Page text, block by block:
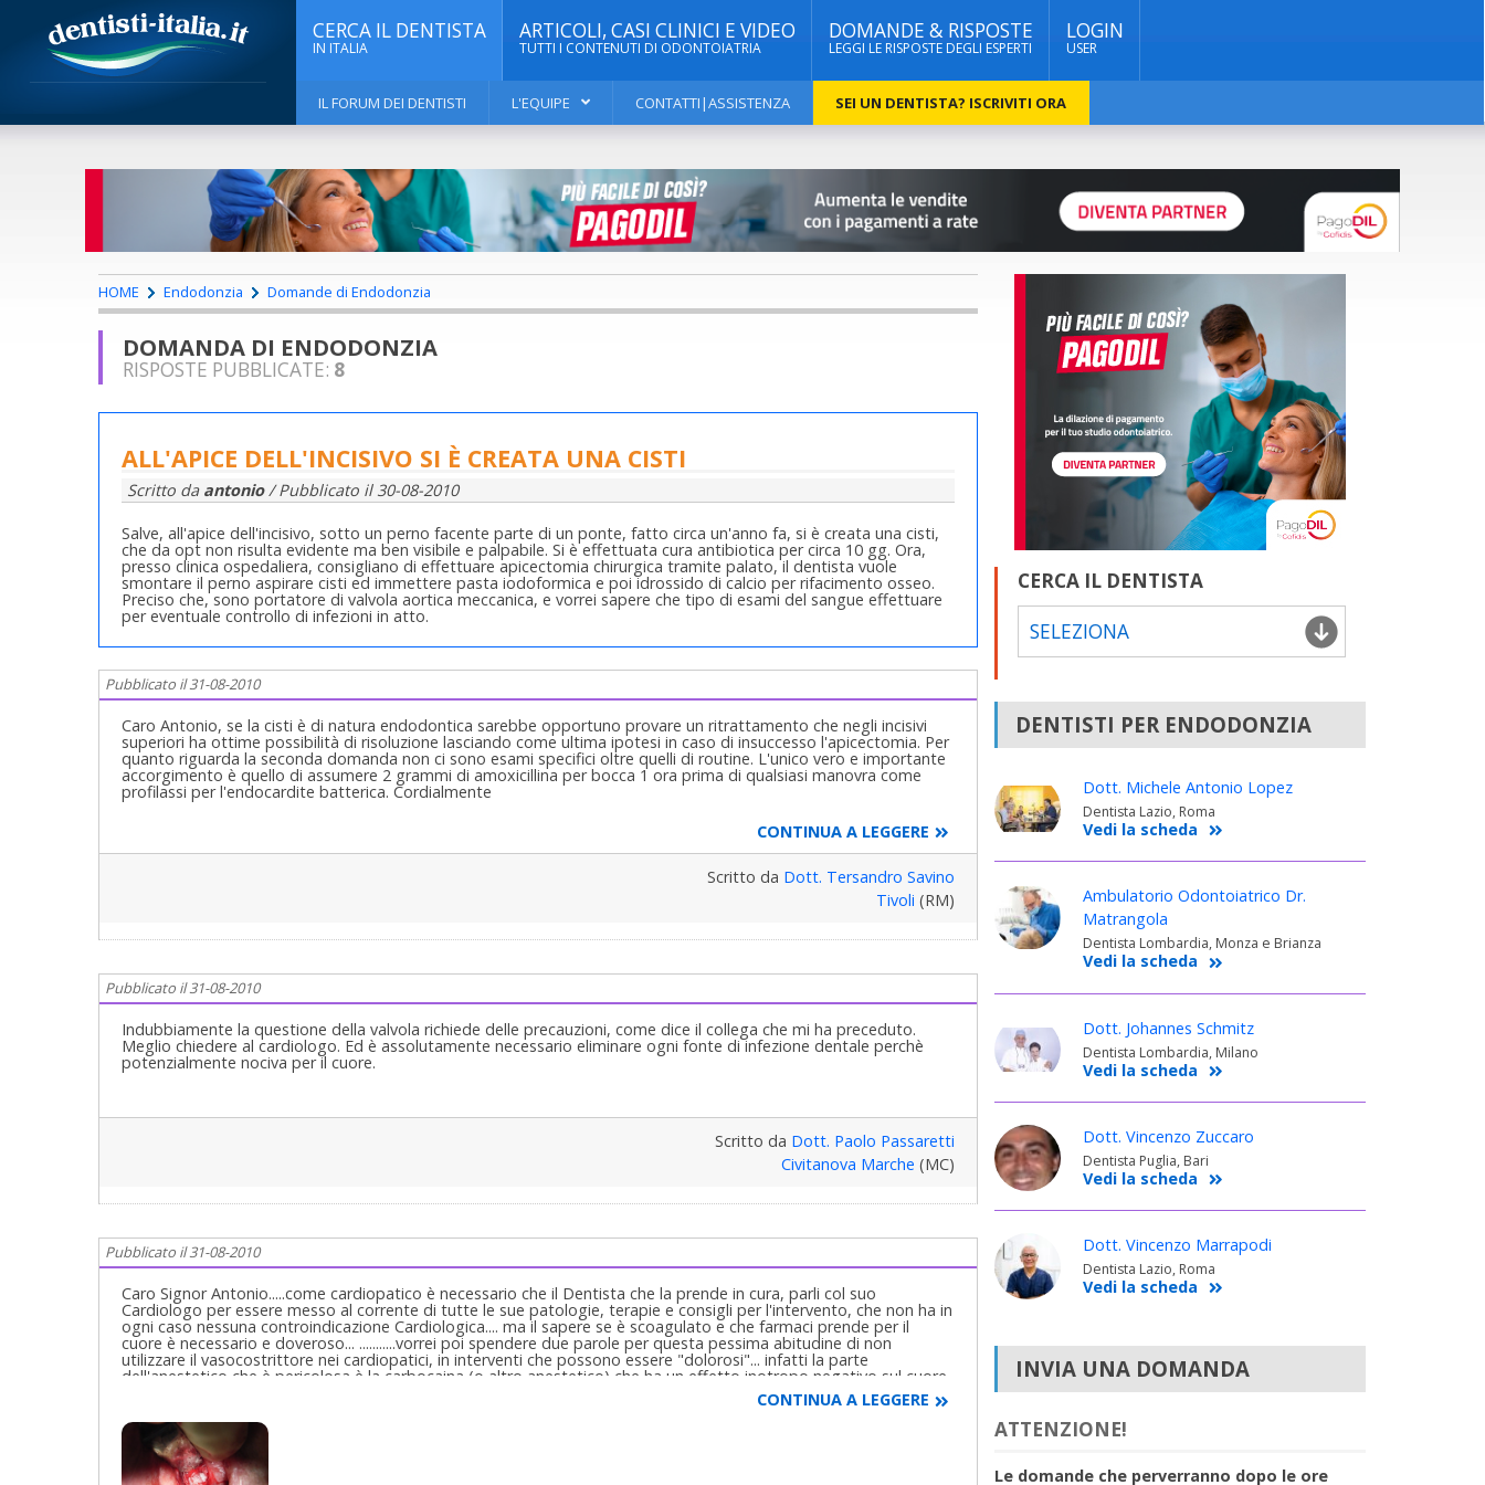
CERCA IL DENTISTA
IN ITALIA
ARTICOLI, CASI CLINICI E VIDEO
TUTTI I CONTENUTI DI ODONTOIATRIA
DOMANDE & RISPOSTE
LEGGI LE RISPOSTE DEGLI ESPERTI
LOGIN
USER
IL FORUM DEI DENTISTI L'EQUIPE CONTATTI|ASSISTENZA SEI UN DENTISTA? ISCRIVITI ORA
HOME Endodonzia Domande di Endodonzia
DOMANDA DI ENDODONZIA
RISPOSTE PUBBLICATE: 8
ALL'APICE DELL'INCISIVO SI È CREATA UNA CISTI
Scritto da antonio/ Pubblicato il 30-08-2010
Salve, all'apice dell'incisivo, sotto un perno facente parte di un ponte, fatto circa un'anno fa, si è creata una cisti,
che da opt non risulta evidente ma ben visibile e palpabile. Si è effettuata cura antibiotica per circa 10 gg. Ora,
presso clinica ospedaliera, consigliano di effettuare apicectomia chirurgica tramite palato, il dentista vuole
smontare il perno aspirare cisti ed immettere pasta iodoformica e poi idrossido di calcio per rifacimento osseo.
Preciso che, sono portatore di valvola aortica meccanica, e vorrei sapere che tipo di esami del sangue effettuare
per eventuale controllo di infezioni in atto.
Pubblicato il 31-08-2010
Caro Antonio, se la cisti è di natura endodontica sarebbe opportuno provare un ritrattamento che negli incisivi
superiori ha ottime possibilità di risoluzione lasciando come ultima ipotesi in caso di insuccesso l'apicectomia. Per
quanto riguarda la seconda domanda non ci sono esami specifici oltre quelli di routine. L'unico vero e importante
accorgimento è quello di assumere 2 grammi di amoxicillina per bocca 1 ora prima di qualsiasi manovra come
profilassi per l'endocardite batterica. Cordialmente
CONTINUA A LEGGERE
Scritto da Dott. Tersandro Savino
Tivoli (RM)
Pubblicato il 31-08-2010
Indubbiamente la questione della valvola richiede delle precauzioni, come dice il collega che mi ha preceduto.
Meglio chiedere al cardiologo. Ed è assolutamente necessario eliminare ogni fonte di infezione dentale perchè
potenzialmente nociva per il cuore.
Scritto da Dott. Paolo Passaretti
Civitanova Marche (MC)
Pubblicato il 31-08-2010
Caro Signor Antonio.....come cardiopatico è necessario che il Dentista che la prende in cura, parli col suo
Cardiologo per essere messo al corrente di tutte le sue patologie, terapie e consigli per l'intervento, che non ha in
ogni caso nessuna controindicazione Cardiologica.... ma il sapere se è scoagulato e che farmaci prende per il
cuore è necessario e doveroso... ...........vorrei poi spendere due parole per questa pessima abitudine di non
utilizzare il vasocostrittore nei cardiopatici, in interventi che possono essere "dolorosi"... infatti la parte
dell'anestetico che è pericolosa è la carbocaina (o altro anestetico) che ha un effetto inotropo negativo sul cuore
... non solo ma non dando anche la Adrenalina che ha lo scopo di ischemizzare localmente i vasi sanguigni e quindi
trattenere più a lungo in loco lo'anestetico, esso passa il sistema vascolare periferico più velocemente, viene
assorbito in massiccia quantità e agisce negativamente sul cuore o su altro, ottenendo quindi l'effetto
contrario...non solo ma Lei stessa può confermare di avere sentito più dolore, questo perchè l'anestetico è stato
assorbito subito...e l'organismo sa come risponde?...risponde con la massiccia increzione di adrenalina che è in
quantità estremamente più alte della adrenalina normalmente presente in un anestetico...quindi in un intervento
CONTINUA A LEGGERE
CERCA IL DENTISTA
SELEZIONA
DENTISTI PER ENDODONZIA
Dott. Michele Antonio Lopez
Dentista Lazio, Roma
Vedi la scheda
Ambulatorio Odontoiatrico Dr.
Matrangola
Dentista Lombardia, Monza e Brianza
Vedi la scheda
Dott. Johannes Schmitz
Dentista Lombardia, Milano
Vedi la scheda
Dott. Vincenzo Zuccaro
Dentista Puglia, Bari
Vedi la scheda
Dott. Vincenzo Marrapodi
Dentista Lazio, Roma
Vedi la scheda
INVIA UNA DOMANDA
ATTENZIONE!
Le domande che perverranno dopo le ore